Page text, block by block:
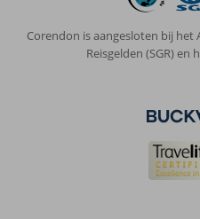
Corendon is aangesloten bij het
Reisgelden (SGR)